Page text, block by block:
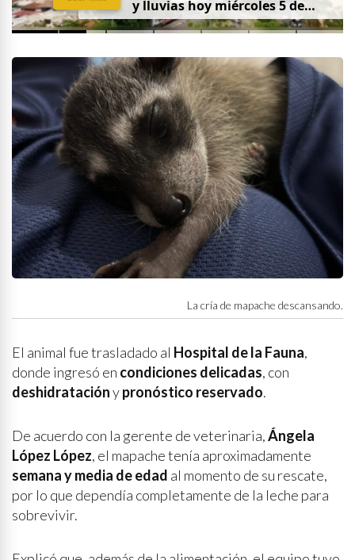
y lluvias hoy miércoles 5 de
agosto
La cría de mapache descansando.
El animal fue trasladado al Hospital de la Fauna,
donde ingresó en condiciones delicadas, con
deshidrataciónypronóstico reservado.
De acuerdo con la gerente de veterinaria,Ángela
López López, el mapache tenía aproximadamente
semana y media de edad al momento de su rescate,
por lo que dependía completamente de la leche para
sobrevivir.